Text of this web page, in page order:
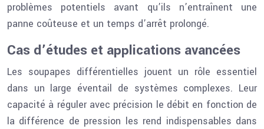
problèmes potentiels avant qu’ils n’entraînent une
panne coûteuse et un temps d’arrêt prolongé.
Cas d’études et applications avancées
Les soupapes différentielles jouent un rôle essentiel
dans un large éventail de systèmes complexes. Leur
capacité à réguler avec précision le débit en fonction de
la différence de pression les rend indispensables dans